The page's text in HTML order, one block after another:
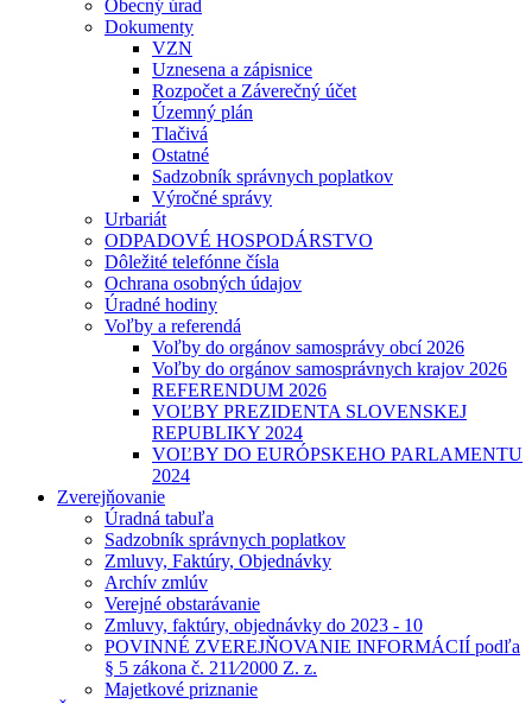
Obecný úrad
Dokumenty
VZN
Uznesena a zápisnice
Rozpočet a Záverečný účet
Územný plán
Tlačivá
Ostatné
Sadzobník správnych poplatkov
Výročné správy
Urbariát
ODPADOVÉ HOSPODÁRSTVO
Dôležité telefónne čísla
Ochrana osobných údajov
Úradné hodiny
Voľby a referendá
Voľby do orgánov samosprávy obcí 2026
Voľby do orgánov samosprávnych krajov 2026
REFERENDUM 2026
VOĽBY PREZIDENTA SLOVENSKEJ
REPUBLIKY 2024
VOĽBY DO EURÓPSKEHO PARLAMENTU
2024
Zverejňovanie
Úradná tabuľa
Sadzobník správnych poplatkov
Zmluvy, Faktúry, Objednávky
Archív zmlúv
Verejné obstarávanie
Zmluvy, faktúry, objednávky do 2023 - 10
POVINNÉ ZVEREJŇOVANIE INFORMÁCIÍ podľa
§ 5 zákona č. 211⁄2000 Z. z.
Majetkové priznanie